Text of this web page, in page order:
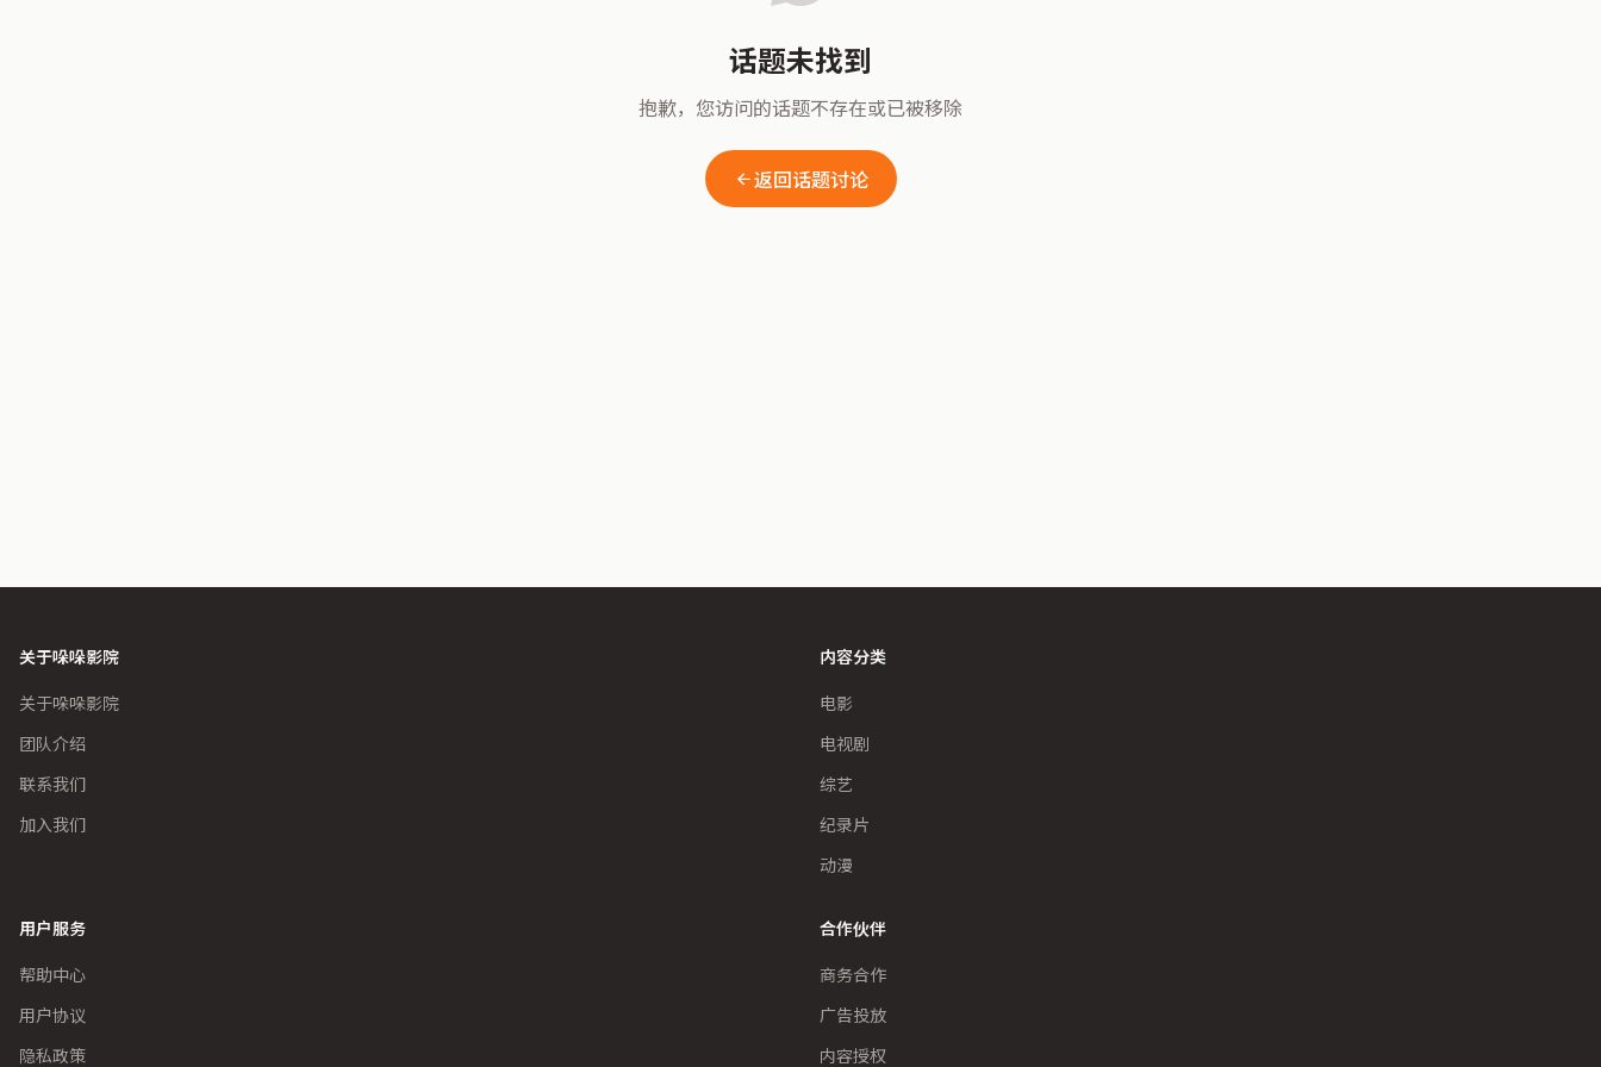
话题未找到
抱歉，您访问的话题不存在或已被移除
返回话题讨论
关于哚哚影院
关于哚哚影院
团队介绍
联系我们
加入我们
内容分类
电影
电视剧
综艺
纪录片
动漫
用户服务
帮助中心
用户协议
隐私政策
合作伙伴
商务合作
广告投放
内容授权